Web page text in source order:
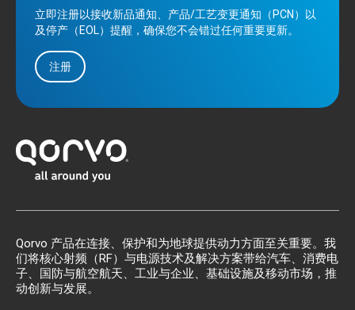
立即注册以接收新品通知、产品/工艺变更通知（PCN）以
及停产（EOL）提醒，确保您不会错过任何重要更新。
注册
Qorvo 产品在连接、保护和为地球提供动力方面至关重要。我
们将核心射频（RF）与电源技术及解决方案带给汽车、消费电
子、国防与航空航天、工业与企业、基础设施及移动市场，推
动创新与发展。